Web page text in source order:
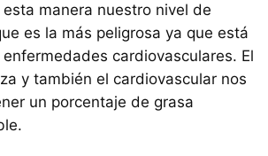
manera nuestro nivel de
es la más peligrosa ya que está
cardiovasculares. El
y también el cardiovascular nos
un porcentaje de grasa